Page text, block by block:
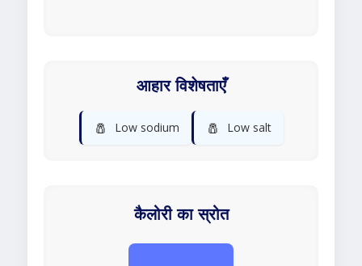
आहार विशेषताएँ
🧂 Low sodium 🧂 Low salt
कैलोरी का स्रोत